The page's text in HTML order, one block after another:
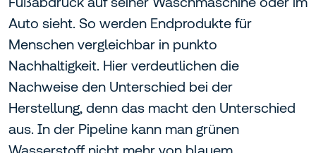
Auto sieht. So werden Endprodukte für
Menschen vergleichbar in punkto
Nachhaltigkeit. Hier verdeutlichen die
Nachweise den Unterschied bei der
Herstellung, denn das macht den Unterschied
aus. In der Pipeline kann man grünen